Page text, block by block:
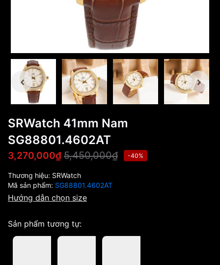
SRWatch 41mm Nam
SG88801.4602AT
3,270,000₫ 5,450,000₫ -40%
Thương hiệu: SRWatch
Mã sản phẩm: SG88801.4602AT
Hướng dẫn chọn size
Sản phẩm tương tự: